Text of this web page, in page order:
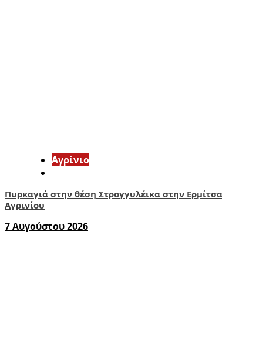
Aγρίνιο
Πυρκαγιά στην θέση Στρογγυλέικα στην Ερμίτσα
Αγρινίου
7 Αυγούστου 2026